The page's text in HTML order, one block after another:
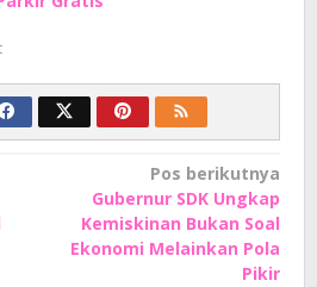
Pos berikutnya
Gubernur SDK Ungkap
Kemiskinan Bukan Soal
Ekonomi Melainkan Pola
Pikir